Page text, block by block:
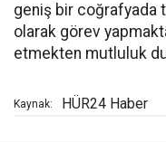
geniş bir coğrafyada
olarak görev
etmekten mutluluk
Kaynak: HÜR24 Haber